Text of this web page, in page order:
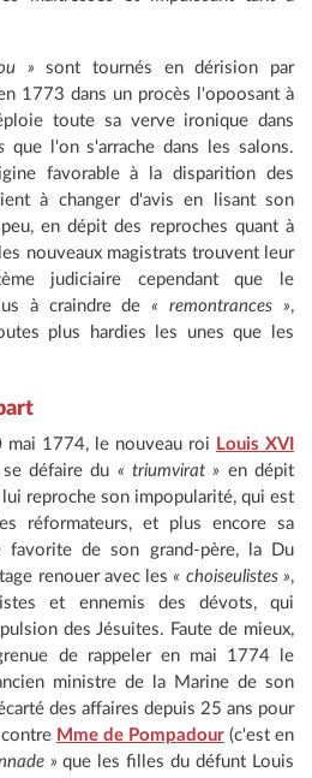
» sont tournés en dérision par
1773 dans un procès l'opoosant à
toute sa verve ironique dans
que l'on s'arrache dans les salons.
favorable à la disparition des
à changer d'avis en lisant son
en dépit des reproches quant à
nouveaux magistrats trouvent leur
judiciaire cependant que le
à craindre de« remontrances »,
plus hardies les unes que les
mai 1774, le nouveau roi Louis XVI
défaire du « triumvirat » en dépit
reproche son impopularité, qui est
réformateurs, et plus encore sa
favorite de son grand-père, la Du
renouer avec les« choiseulistes »,
et ennemis des dévots, qui
des Jésuites. Faute de mieux,
de rappeler en mai 1774 le
ministre de la Marine de son
des affaires depuis 25 ans pour
Mme de Pompadour (c'est en
» que les filles du défunt Louis